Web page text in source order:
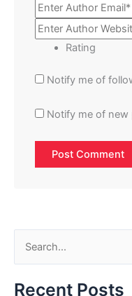
Rating
Notify me of
Notify me of new
a
Recent Posts